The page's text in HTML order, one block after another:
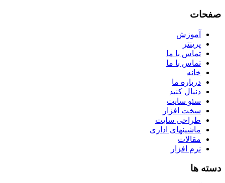
صفحات
آموزش
پرینتر
تماس با ما
تماس با ما
خانه
درباره ما
دنبال کنید
سئو سایت
سخت افزار
طراحی سایت
ماشینهای اداری
مقالات
نرم افزار
دسته ها